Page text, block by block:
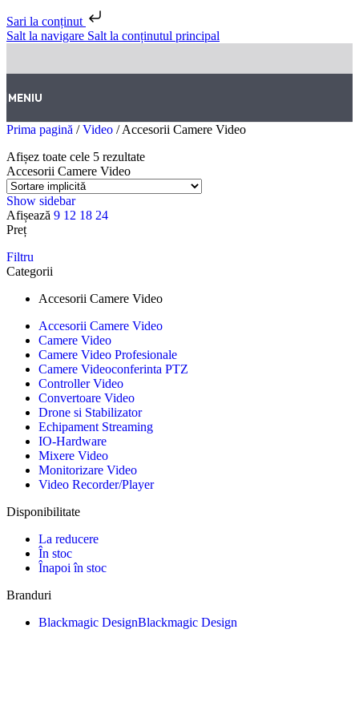
Sari la conținut
Salt la navigare Salt la conținutul principal
MENIU
Prima pagină / Video / Accesorii Camere Video
Afișez toate cele 5 rezultate
Accesorii Camere Video
Show sidebar
Afișează 9 12 18 24
Preț
Filtru
Categorii
Accesorii Camere Video
Accesorii Camere Video
Camere Video
Camere Video Profesionale
Camere Videoconferinta PTZ
Controller Video
Convertoare Video
Drone si Stabilizator
Echipament Streaming
IO-Hardware
Mixere Video
Monitorizare Video
Video Recorder/Player
Disponibilitate
La reducere
În stoc
Înapoi în stoc
Branduri
Blackmagic DesignBlackmagic Design